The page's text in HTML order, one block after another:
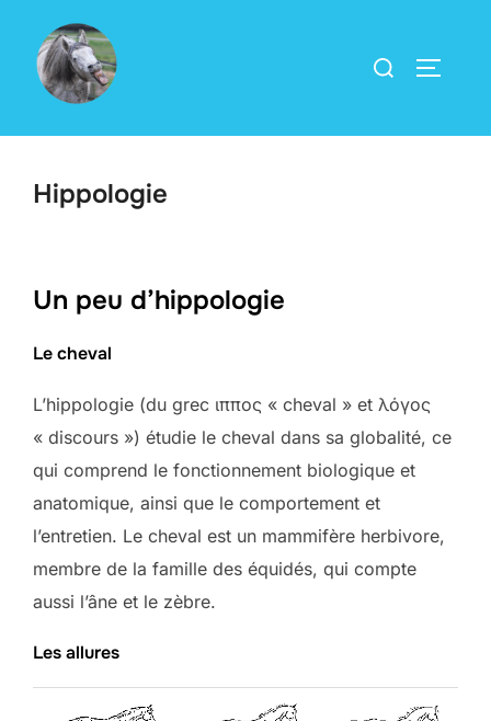
contenu
Rechercher :
Hippologie
Un peu d’hippologie
Le cheval
L’hippologie (du grec ιππος « cheval » et λόγος
« discours ») étudie le cheval dans sa globalité, ce
qui comprend le fonctionnement biologique et
anatomique, ainsi que le comportement et
l’entretien. Le cheval est un mammifère herbivore,
membre de la famille des équidés, qui compte
aussi l’âne et le zèbre.
Les allures